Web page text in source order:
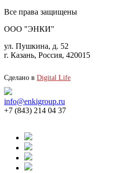
Все права защищены
ООО "ЭНКИ"
ул. Пушкина, д. 52
г. Казань, Россия, 420015
Сделано в Digital Life
info@enkigroup.ru
+7 (843) 214 04 37